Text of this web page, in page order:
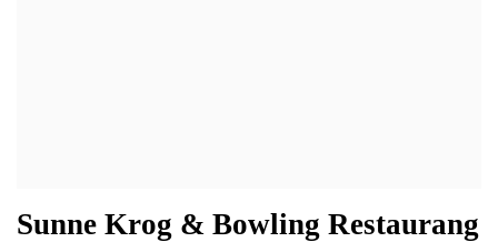
Sunne Krog & Bowling Restaurang